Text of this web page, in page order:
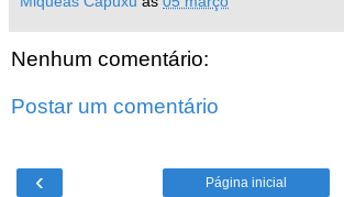
Nenhum comentário:
Postar um comentário
‹ Página inicial